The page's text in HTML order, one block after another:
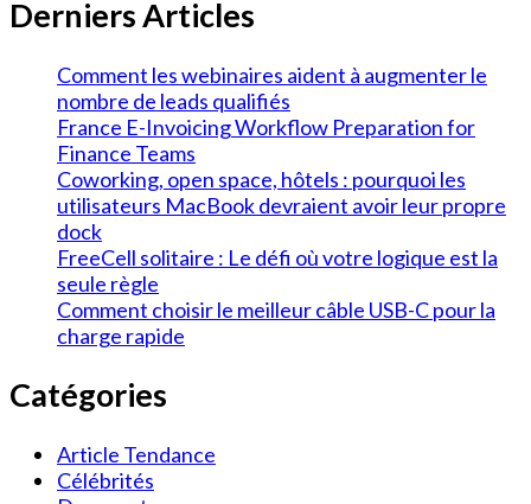
Derniers Articles
Comment les webinaires aident à augmenter le
nombre de leads qualifiés
France E-Invoicing Workflow Preparation for
Finance Teams
Coworking, open space, hôtels : pourquoi les
utilisateurs MacBook devraient avoir leur propre
dock
FreeCell solitaire : Le défi où votre logique est la
seule règle
Comment choisir le meilleur câble USB-C pour la
charge rapide
Catégories
Article Tendance
Célébrités